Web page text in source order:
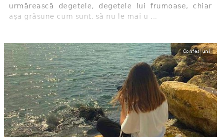
urmărească degetele, degetele lui frumoase, chiar
așa grăsune cum sunt, să nu le mai u ...
Confesiuni